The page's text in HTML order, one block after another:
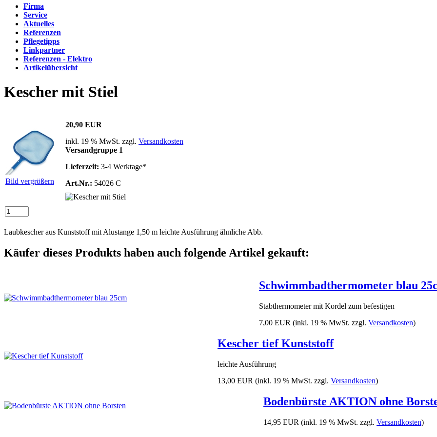
Firma
Service
Aktuelles
Referenzen
Pflegetipps
Linkpartner
Referenzen - Elektro
Artikelübersicht
Kescher mit Stiel
Bild vergrößern
20,90 EUR
inkl. 19 % MwSt. zzgl. Versandkosten
Versandgruppe 1
Lieferzeit: 3-4 Werktage*
Art.Nr.: 54026 C
Laubkescher aus Kunststoff mit Alustange 1,50 m leichte Ausführung ähnliche Abb.
Käufer dieses Produkts haben auch folgende Artikel gekauft:
Schwimmbadthermometer blau
Stabthermometer mit Kordel zum befestigen
7,00 EUR (inkl. 19 % MwSt. zzgl. Versandkosten)
Kescher tief Kunststoff
leichte Ausführung
13,00 EUR (inkl. 19 % MwSt. zzgl. Versandkosten)
Bodenbürste AKTION ohne
14,95 EUR (inkl. 19 % MwSt. zzgl. Versandkosten)